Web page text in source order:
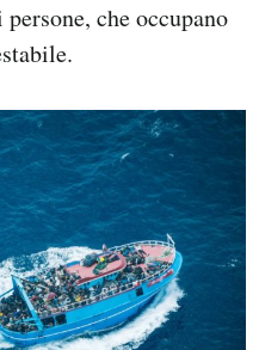
che occupano